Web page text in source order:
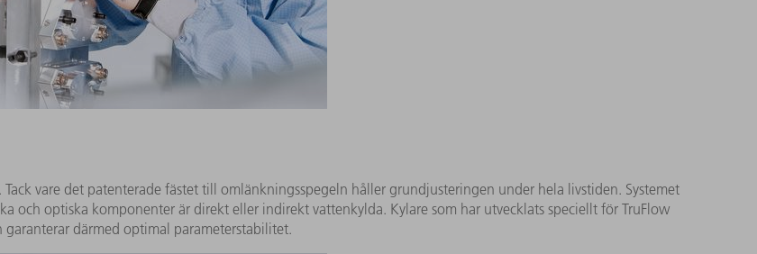
vare det patenterade fästet till omlänkningsspegeln håller grundjusteringen under hela livstiden. Systemet
och optiska komponenter är direkt eller indirekt vattenkylda. Kylare som har utvecklats speciellt för TruFlow
därmed optimal parameterstabilitet.